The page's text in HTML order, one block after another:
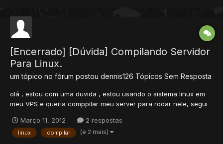
para...
[Encerrado] [Dúvida] Compilando Servidor
Para Linux.
um tópico no fórum postou dennis126 Tópicos Sem Resposta
olá , estou com uma duvida , estou usando o sistema linux em
meu VPS e queria comppilar meu server para rodar nele, segui
com o REV 3777, boto na pasta do meu server? boto meu server
na pasta dele? Ja executei os comandos: ./autogen.sh...
Março 11, 2012 2 respostas
linux compilar (e 2 mais)